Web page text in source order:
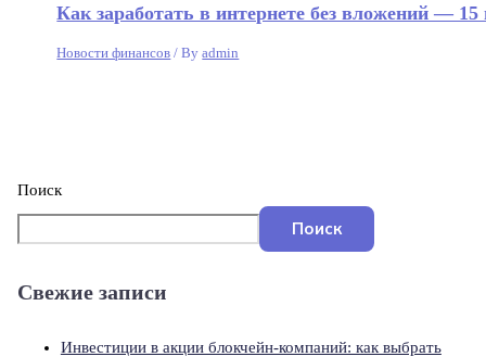
Поиск
Поиск
Свежие записи
Инвестиции в акции блокчейн-компаний: как выбрать
Как заработать в интернете без вложений —
Новости финансов / Byadmin